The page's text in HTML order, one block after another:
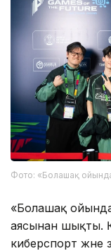
Фото: «Болашақ
«Болашақ
аясынан шықты.
киберспорт және